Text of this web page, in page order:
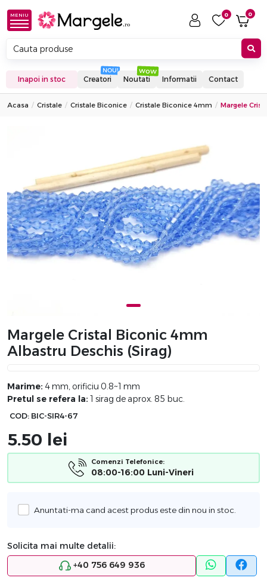
MENIU 0 0
Inapoi in stoc Creatori Noutati Informatii Contact
Acasa Cristale Cristale Biconice Cristale Biconice 4mm Margele
Margele Cristal Biconic 4mm
Albastru Deschis (sirag)
Marime: 4 mm, orificiu 0.8~1 mm
Pretul se refera la: 1 sirag de aprox. 85 buc.
COD: BIC-SIR4-67
5.50 lei
Comenzi Telefonice:
08:00-16:00 Luni-Vineri
Anuntati-ma cand acest produs este din nou in stoc.
Solicita mai multe detalii:
+40 756 649 936